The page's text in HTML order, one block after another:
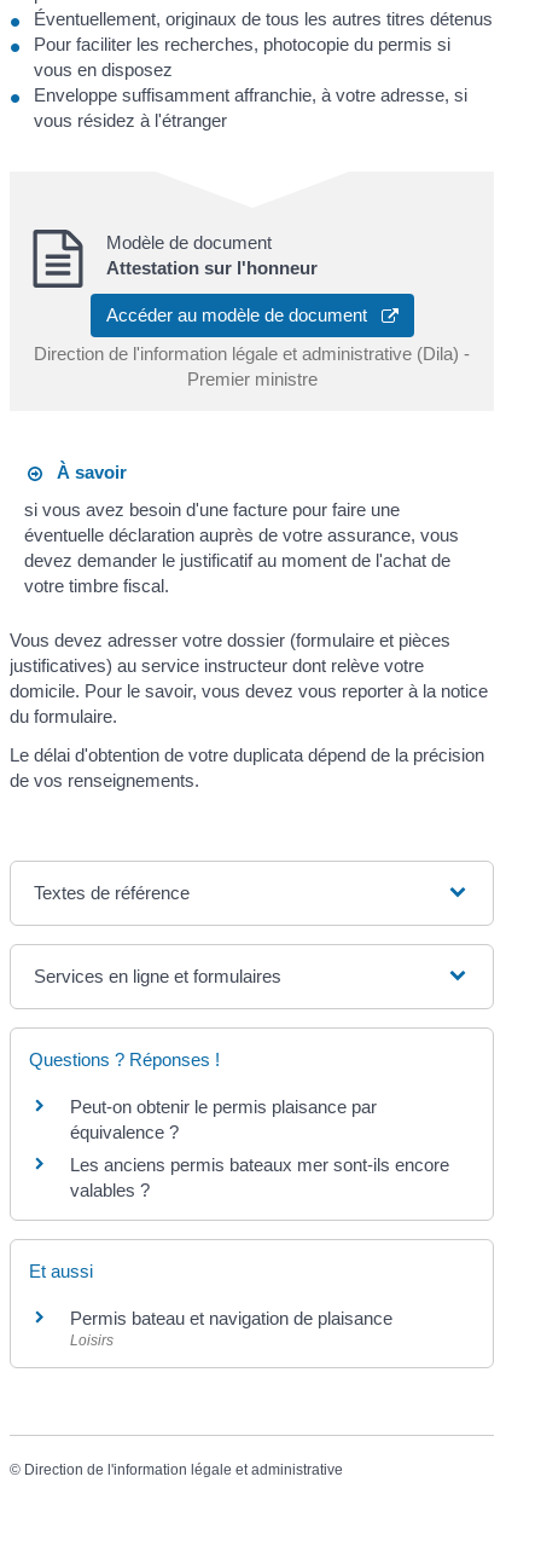
Éventuellement, originaux de tous les autres titres détenus
Pour faciliter les recherches, photocopie du permis si
vous en disposez
Enveloppe suffisamment affranchie, à votre adresse, si
vous résidez à l'étranger
Modèle de document
Attestation sur l'honneur
Accéder au modèle de document
Direction de l'information légale et administrative (Dila) -
Premier ministre
À savoir
si vous avez besoin d'une facture pour faire une
éventuelle déclaration auprès de votre assurance, vous
devez demander le justificatif au moment de l'achat de
votre timbre fiscal.
Vous devez adresser votre dossier (formulaire et pièces
justificatives) au service instructeur dont relève votre
domicile. Pour le savoir, vous devez vous reporter à la notice
du formulaire.
Le délai d'obtention de votre duplicata dépend de la précision
de vos renseignements.
Textes de référence
Services en ligne et formulaires
Questions ? Réponses !
Peut-on obtenir le permis plaisance par
équivalence ?
Les anciens permis bateaux mer sont-ils encore
valables ?
Et aussi
Permis bateau et navigation de plaisance
Loisirs
© Direction de l'information légale et administrative